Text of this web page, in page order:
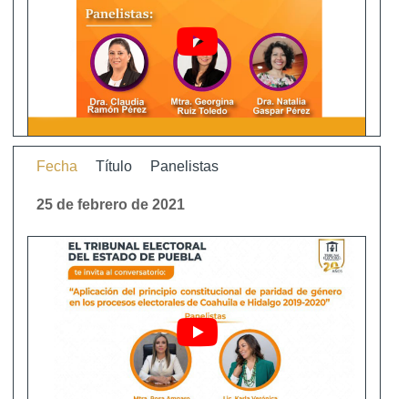
Fecha Título Panelistas
25 de febrero de 2021